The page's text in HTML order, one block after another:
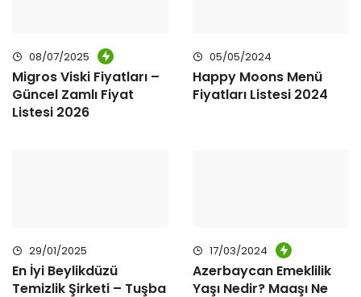
08/07/2025
Migros Viski Fiyatları –
Güncel Zamlı Fiyat
Listesi 2026
05/05/2024
Happy Moons Menü
Fiyatları Listesi 2024
29/01/2025
En İyi Beylikdüzü
Temizlik Şirketi – Tuşba
17/03/2024
Azerbaycan Emeklilik
Yaşı Nedir? Maaşı Ne